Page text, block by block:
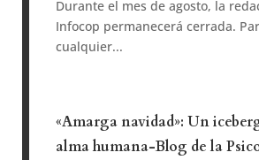
Durante el mes de agosto, la
Infocop permanecerá cerrada.
cualquier...
«Amarga navidad»: Un
alma humana-Blog de la